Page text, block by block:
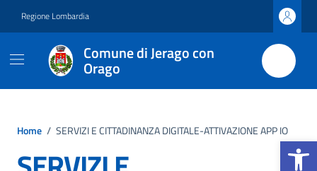
Apri la
Regione Lombardia
Comune di Jerago con
Orago
Home / SERVIZI E CITTADINANZA DIGITALE-ATTIVAZIONE APP IO